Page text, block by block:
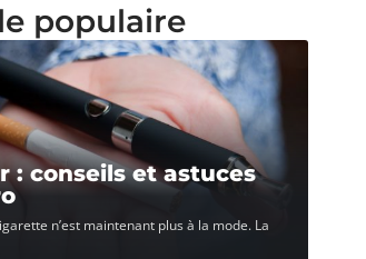
populaire
: conseils et astuces
n’est maintenant plus à la mode. La